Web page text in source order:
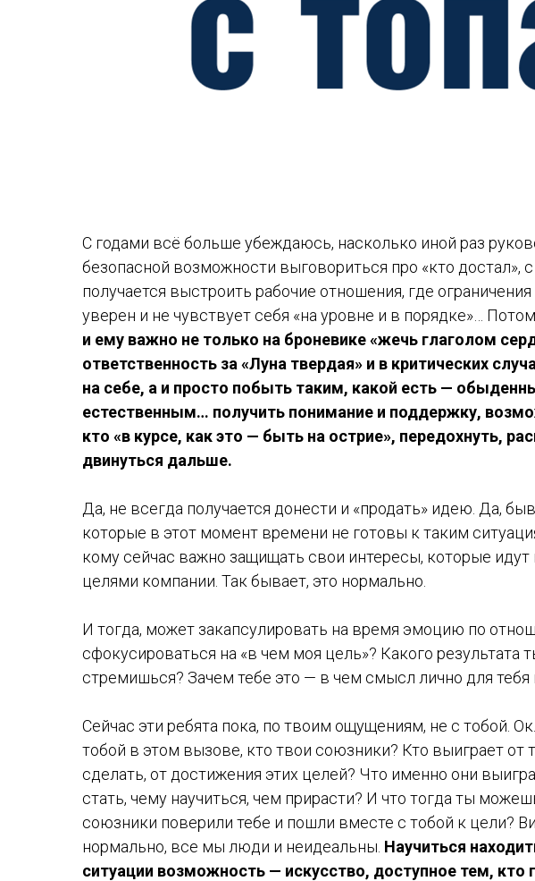
С годами всё больше убеждаюсь, насколько иной раз
безопасной возможности выговориться про «кто достал»,
получается выстроить рабочие отношения, где
уверен и не чувствует себя «на уровне и в порядке»…
и ему важно не только на броневике «жечь глаголом
ответственность за «Луна твердая» и в критических
на себе, а и просто побыть таким, какой есть —
естественным… получить понимание и поддержку,
кто «в курсе, как это — быть на острие», передохнуть,
двинуться дальше.
Да, не всегда получается донести и «продать» идею. Да,
которые в этот момент времени не готовы к таким
кому сейчас важно защищать свои интересы, которые
целями компании. Так бывает, это нормально.
И тогда, может закапсулировать на время эмоцию по
сфокусироваться на «в чем моя цель»? Какого результата
стремишься? Зачем тебе это — в чем смысл лично для тебя
Сейчас эти ребята пока, по твоим ощущениям, не с тобой.
тобой в этом вызове, кто твои союзники? Кто выиграет от
сделать, от достижения этих целей? Что именно они
стать, чему научиться, чем прирасти? И что тогда ты
союзники поверили тебе и пошли вместе с тобой к цели?
нормально, все мы люди и неидеальны. Научиться
ситуации возможность — искусство, доступное тем, кто